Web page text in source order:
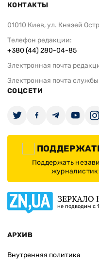
КОНТАКТЫ
01010 Киев, ул. Князей
Телефон редакции:
+380 (44) 280-04-85
Электронная почта
Электронная почта
СОЦСЕТИ
Поддержать
ЗЕРКАЛО
не подводим с
АРХИВ
Внутренняя политика